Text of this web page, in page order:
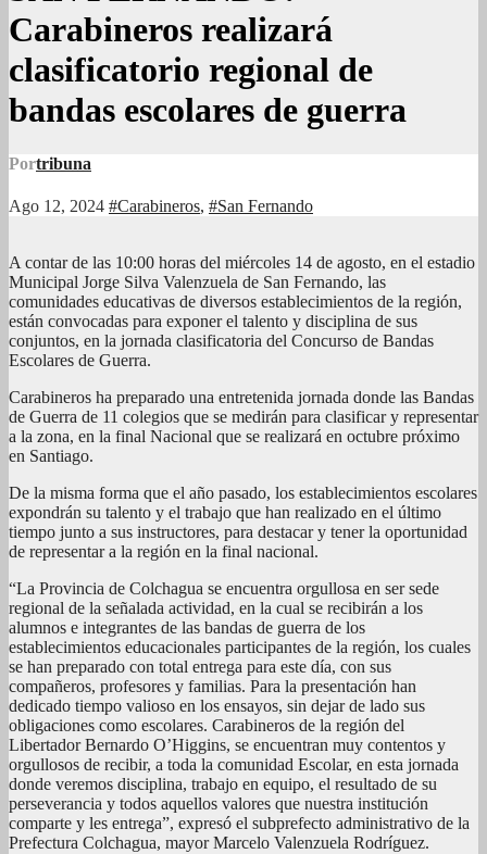
Carabineros realizará
clasificatorio regional de
bandas escolares de guerra
Portribuna
Ago 12, 2024 #Carabineros, #San Fernando
A contar de las 10:00 horas del miércoles 14 de agosto, en el estadio
Municipal Jorge Silva Valenzuela de San Fernando, las
comunidades educativas de diversos establecimientos de la región,
están convocadas para exponer el talento y disciplina de sus
conjuntos, en la jornada clasificatoria del Concurso de Bandas
Escolares de Guerra.
Carabineros ha preparado una entretenida jornada donde las Bandas
de Guerra de 11 colegios que se medirán para clasificar y representar
a la zona, en la final Nacional que se realizará en octubre próximo
en Santiago.
De la misma forma que el año pasado, los establecimientos escolares
expondrán su talento y el trabajo que han realizado en el último
tiempo junto a sus instructores, para destacar y tener la oportunidad
de representar a la región en la final nacional.
“La Provincia de Colchagua se encuentra orgullosa en ser sede
regional de la señalada actividad, en la cual se recibirán a los
alumnos e integrantes de las bandas de guerra de los
establecimientos educacionales participantes de la región, los cuales
se han preparado con total entrega para este día, con sus
compañeros, profesores y familias. Para la presentación han
dedicado tiempo valioso en los ensayos, sin dejar de lado sus
obligaciones como escolares. Carabineros de la región del
Libertador Bernardo O’Higgins, se encuentran muy contentos y
orgullosos de recibir, a toda la comunidad Escolar, en esta jornada
donde veremos disciplina, trabajo en equipo, el resultado de su
perseverancia y todos aquellos valores que nuestra institución
comparte y les entrega”, expresó el subprefecto administrativo de la
Prefectura Colchagua, mayor Marcelo Valenzuela Rodríguez.